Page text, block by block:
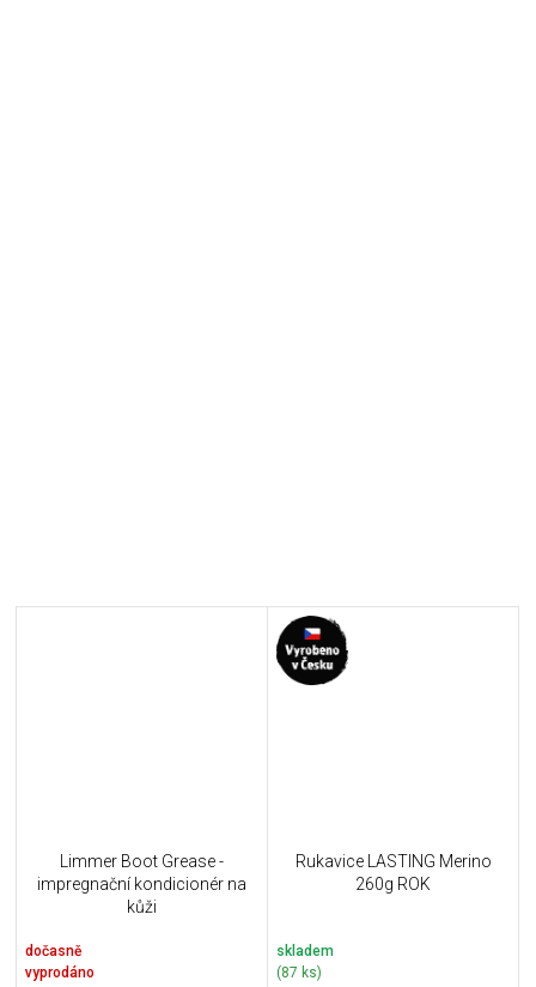
Limmer Boot Grease -
impregnační kondicionér na
kůži
dočasně
vyprodáno
Rukavice LASTING Merino
260g ROK
skladem
(87 ks)